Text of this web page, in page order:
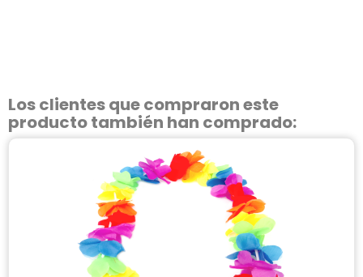
Los clientes que compraron este
producto también han comprado: